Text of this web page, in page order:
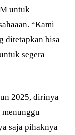
untuk
“Kami
ditetapkan bisa
segera
2025, dirinya
saja pihaknya